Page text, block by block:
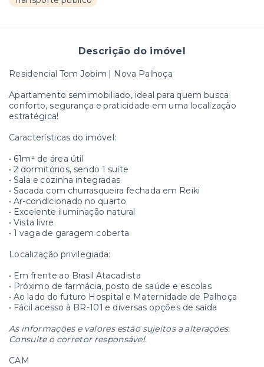
Descrição do imóvel
Residencial Tom Jobim | Nova Palhoça
Apartamento semimobiliado, ideal para quem busca
conforto, segurança e praticidade em uma localização
estratégica!
Características do imóvel:
• 61m² de área útil
• 2 dormitórios, sendo 1 suíte
• Sala e cozinha integradas
• Sacada com churrasqueira fechada em Reiki
• Ar-condicionado no quarto
• Excelente iluminação natural
• Vista livre
• 1 vaga de garagem coberta
Localização privilegiada:
• Em frente ao Brasil Atacadista
• Próximo de farmácia, posto de saúde e escolas
• Ao lado do futuro Hospital e Maternidade de Palhoça
• Fácil acesso à BR-101 e diversas opções de saída
As informações e valores estão sujeitos a alterações.
Consulte o corretor responsável.
CAM